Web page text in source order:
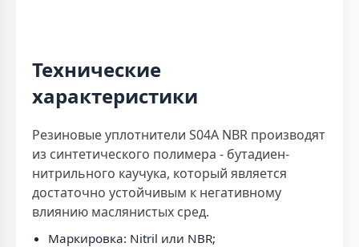
Технические
характеристики
Резиновые уплотнители S04A NBR производят
из синтетического полимера - бутадиен-
нитрильного каучука, который является
достаточно устойчивым к негативному
влиянию маслянистых сред.
Маркировка: Nitril или NBR;